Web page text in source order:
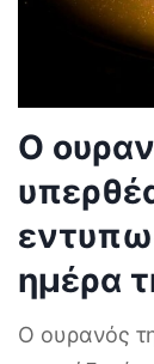
Ο
ημέρα
Ο ουρανός